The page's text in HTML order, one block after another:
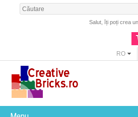
Salut, îți poți crea un
RO